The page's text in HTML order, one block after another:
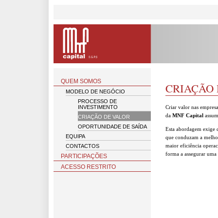
QUEM SOMOS
MODELO DE NEGÓCIO
PROCESSO DE
INVESTIMENTO
CRIAÇÃO DE VALOR
OPORTUNIDADE DE SAÍDA
EQUIPA
CONTACTOS
PARTICIPAÇÕES
ACESSO RESTRITO
CRIAÇÃO
Criar valor nas
da MNF Capital
Esta abordagem exige
que conduzam a
maior eficiência
forma a assegurar